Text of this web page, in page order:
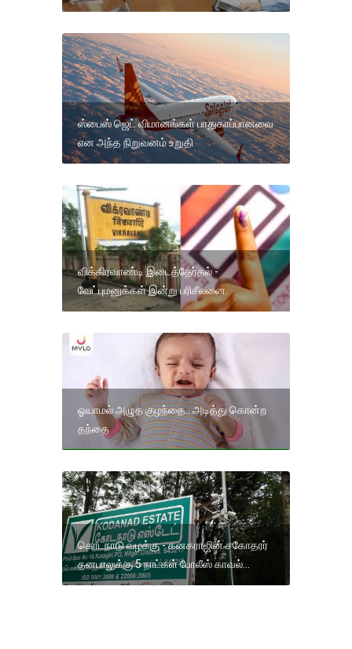
ஸ்பைஸ் ஜெட் விமானங்கள் பாதுகாப்பானவை
என அந்த நிறுவனம் உறுதி
விக்கிரவாண்டி இடைத்தேர்தல் -
வேட்புமனுக்கள் இன்று பரிசீலனை.
ஓயாமல் அழுத குழந்தை.. அடித்து கொன்ற
தந்தை
கொடநாடு வழக்கு - கனகராஜின் சகோதரர்
தனபாலுக்கு 5 நாட்கள் போலீஸ் காவல்...